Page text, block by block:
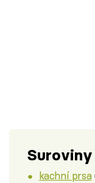
Suroviny
kachní prsa